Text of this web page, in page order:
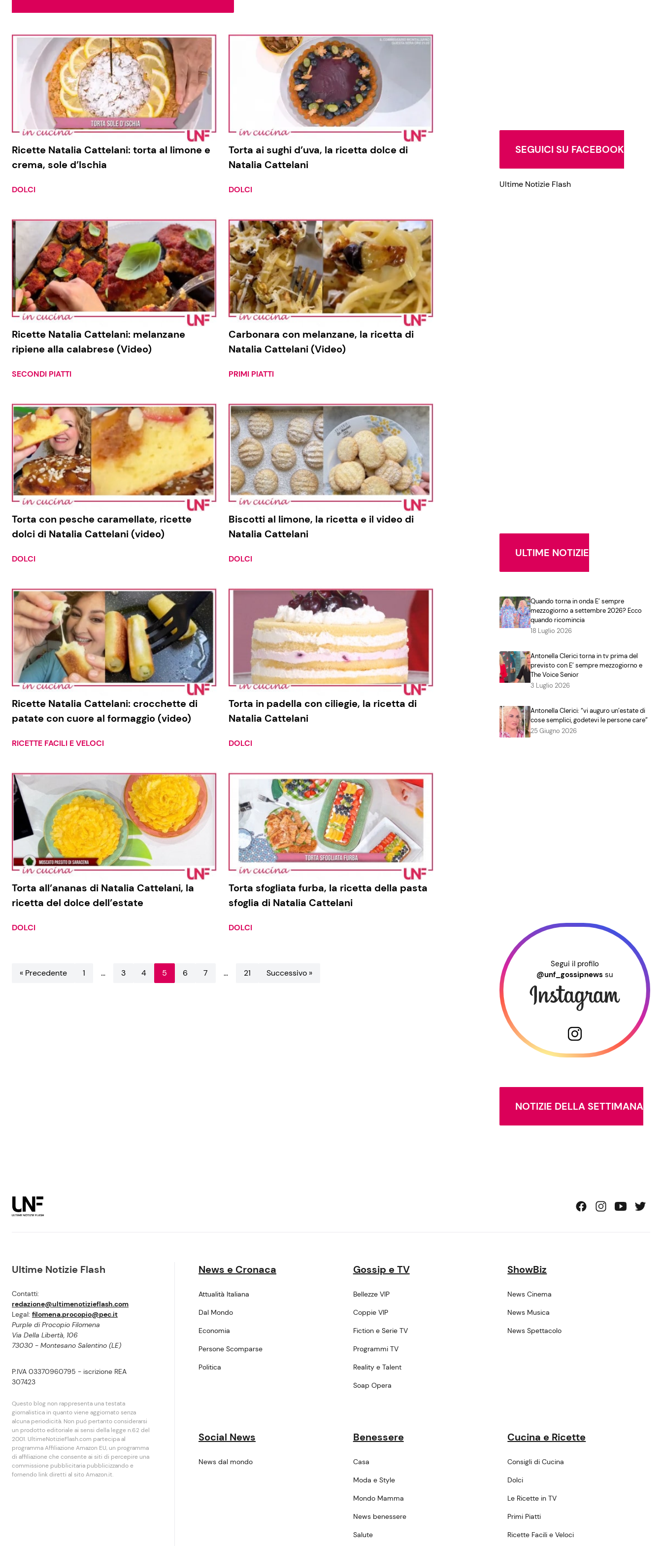
Soap Opera
Social News
News dal mondo
Benessere
Casa
Moda e Style
Mondo Mamma
News benessere
Cucina e Ricette
Consigli di Cucina
Dolci
Le Ricette in TV
Primi Piatti
Ricette Facili e Veloci
Ricette Natalia Cattelani: torta al limone e
crema, sole d’Ischia
DOLCI
Torta ai sughi d’uva, la ricetta dolce di
Natalia Cattelani
DOLCI
Ricette Natalia Cattelani: melanzane
ripiene alla calabrese (Video)
SECONDI PIATTI
Carbonara con melanzane, la ricetta di
Natalia Cattelani (Video)
PRIMI PIATTI
Torta con pesche caramellate, ricette
dolci di Natalia Cattelani (video)
DOLCI
Biscotti al limone, la ricetta e il video di
Natalia Cattelani
DOLCI
Ricette Natalia Cattelani: crocchette di
patate con cuore al formaggio (video)
RICETTE FACILI E VELOCI
Torta in padella con ciliegie, la ricetta di
Natalia Cattelani
DOLCI
Torta all’ananas di Natalia Cattelani, la
ricetta del dolce dell’estate
DOLCI
Torta sfogliata furba, la ricetta della pasta
sfoglia di Natalia Cattelani
DOLCI
« Precedente 1 … 3 4 5 6 7 … 21 Successivo »
SEGUICI SU FACEBOOK
Ultime Notizie Flash
ULTIME NOTIZIE
Quando torna in onda E’ sempre
mezzogiorno a settembre 2026? Ecco
quando ricomincia
18 Luglio 2026
Antonella Clerici torna in tv prima del
previsto con E’ sempre mezzogiorno e
The Voice Senior
3 Luglio 2026
Antonella Clerici: “vi auguro un’estate di
cose semplici, godetevi le persone care”
25 Giugno 2026
Segui il profilo
@unf_gossipnews su
NOTIZIE DELLA SETTIMANA
Ultime Notizie Flash
Contatti:
redazione@ultimenotizieflash.com
Legal: filomena.procopio@pec.it
Purple di Procopio Filomena
Via Della Libertà, 106
73030 - Montesano Salentino (LE)
P.IVA 03370960795 - iscrizione REA
307423
Questo blog non rappresenta una testata
giornalistica in quanto viene aggiornato senza
alcuna periodicità. Non puó pertanto considerarsi
un prodotto editoriale ai sensi della legge n.62 del
2001. UltimeNotizieFlash.com partecipa al
programma Affiliazione Amazon EU, un programma
di affiliazione che consente ai siti di percepire una
commissione pubblicitaria pubblicizzando e
fornendo link diretti al sito Amazon.it.
News e Cronaca
Attualità Italiana
Dal Mondo
Economia
Persone Scomparse
Politica
Gossip e TV
Bellezze VIP
Coppie VIP
Fiction e Serie TV
Programmi TV
Reality e Talent
Soap Opera
ShowBiz
News Cinema
News Musica
News Spettacolo
Social News
News dal mondo
Benessere
Casa
Moda e Style
Mondo Mamma
News benessere
Salute
Cucina e Ricette
Consigli di Cucina
Dolci
Le Ricette in TV
Primi Piatti
Ricette Facili e Veloci